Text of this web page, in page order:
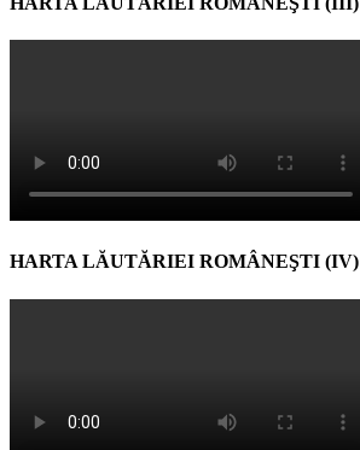
HARTA LĂUTĂRIEI ROMÂNEŞTI (IV)